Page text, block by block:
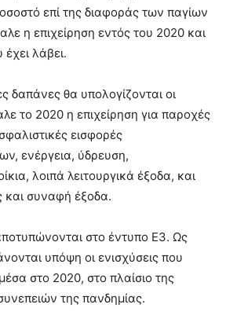
επί της διαφοράς των παγίων
η επιχείρηση εντός του 2020 και
λάβει.
δαπάνες θα υπολογίζονται οι
το 2020 η επιχείρηση για παροχές
εισφορές
ενέργεια, ύδρευση,
λοιπά λειτουργικά έξοδα, και
και συναφή έξοδα.
στο έντυπο Ε3. Ως
υπόψη οι ενισχύσεις που
στο 2020, στο πλαίσιο της
της πανδημίας.